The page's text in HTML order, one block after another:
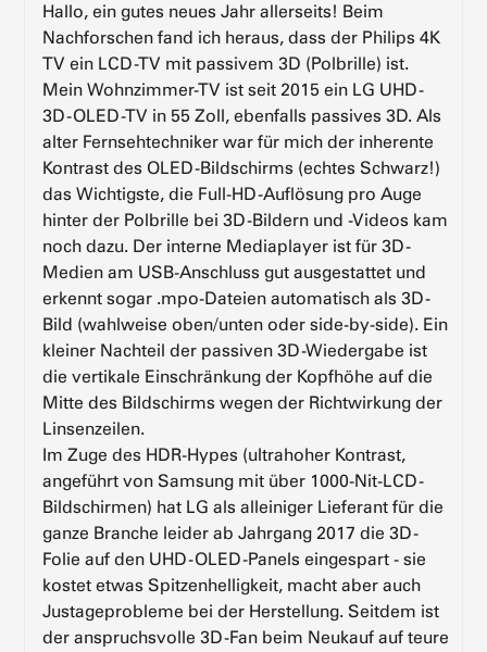
Hallo, ein gutes neues Jahr allerseits! Beim
Nachforschen fand ich heraus, dass der Philips 4K
TV ein LCD-TV mit passivem 3D (Polbrille) ist.
Mein Wohnzimmer-TV ist seit 2015 ein LG UHD-
3D-OLED-TV in 55 Zoll, ebenfalls passives 3D. Als
alter Fernsehtechniker war für mich der inherente
Kontrast des OLED-Bildschirms (echtes Schwarz!)
das Wichtigste, die Full-HD-Auflösung pro Auge
hinter der Polbrille bei 3D-Bildern und -Videos kam
noch dazu. Der interne Mediaplayer ist für 3D-
Medien am USB-Anschluss gut ausgestattet und
erkennt sogar .mpo-Dateien automatisch als 3D-
Bild (wahlweise oben/unten oder side-by-side). Ein
kleiner Nachteil der passiven 3D-Wiedergabe ist
die vertikale Einschränkung der Kopfhöhe auf die
Mitte des Bildschirms wegen der Richtwirkung der
Linsenzeilen.
Im Zuge des HDR-Hypes (ultrahoher Kontrast,
angeführt von Samsung mit über 1000-Nit-LCD-
Bildschirmen) hat LG als alleiniger Lieferant für die
ganze Branche leider ab Jahrgang 2017 die 3D-
Folie auf den UHD-OLED-Panels eingespart - sie
kostet etwas Spitzenhelligkeit, macht aber auch
Justageprobleme bei der Herstellung. Seitdem ist
der anspruchsvolle 3D-Fan beim Neukauf auf teure